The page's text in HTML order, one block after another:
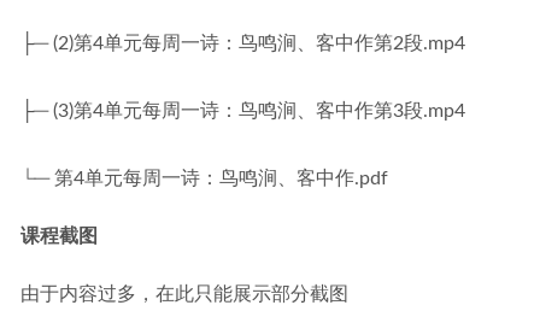
├─ (2)第4单元每周一诗：鸟鸣涧、客中作第2段.mp4
├─ (3)第4单元每周一诗：鸟鸣涧、客中作第3段.mp4
└─ 第4单元每周一诗：鸟鸣涧、客中作.pdf
课程截图
由于内容过多，在此只能展示部分截图